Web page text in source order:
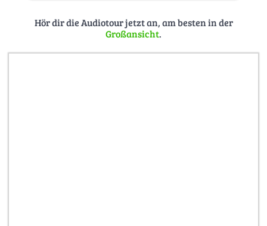
Hör dir die Audiotour jetzt an, am besten in der
Großansicht.